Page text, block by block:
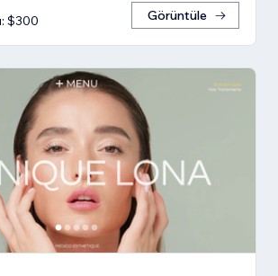
$300
Görüntüle